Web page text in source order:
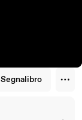
Segnalibro